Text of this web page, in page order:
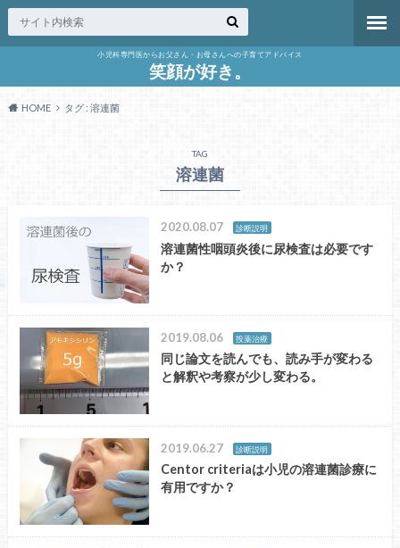
小児科専門医からお父さん・お母さんへの子育てアドバイス
笑顔が好き。
HOME タグ : 溶連菌
TAG
溶連菌
2020.08.07 診断説明
溶連菌性咽頭炎後に尿検査は必要です
か？
2019.08.06 投薬治療
同じ論文を読んでも、読み手が変わる
と解釈や考察が少し変わる。
2019.06.27 診断説明
Centor criteriaは小児の溶連菌診療に
有用ですか？